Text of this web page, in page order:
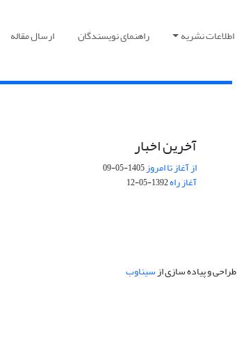
اطلاعات نشریه راهنمای نویسندگان ارسال مقاله
آخرین اخبار
از آغاز تا امروز1405-05-09
آغاز راه1392-05-12
طراحی و پیاده سازی ازسیناوب